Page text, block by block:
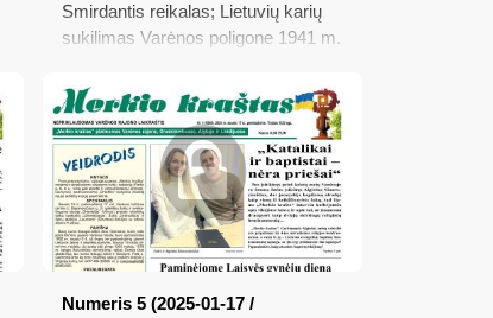
Smirdantis reikalas; Lietuvių karių
sukilimas Varėnos poligone 1941 m.
Įsigalioja nauji Miškų valstybės
kadastro paslaugų įkainiai
Numeris 5 (2025-01-17 /